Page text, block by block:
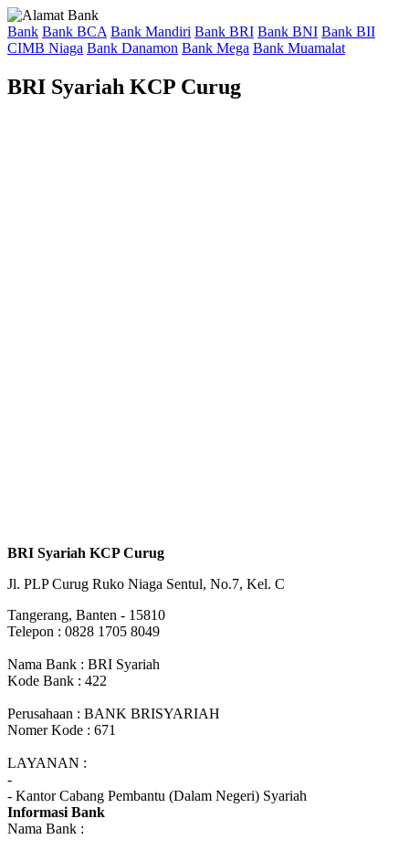
Bank Bank BCA Bank Mandiri Bank BRI Bank BNI Bank BII
CIMB Niaga Bank Danamon Bank Mega Bank Muamalat
BRI Syariah KCP Curug
BRI Syariah KCP Curug
Jl. PLP Curug Ruko Niaga Sentul, No.7, Kel. C
Tangerang, Banten - 15810
Telepon : 0828 1705 8049
Nama Bank : BRI Syariah
Kode Bank : 422
Perusahaan : BANK BRISYARIAH
Nomer Kode : 671
LAYANAN :
-
- Kantor Cabang Pembantu (Dalam Negeri) Syariah
Informasi Bank
Nama Bank :